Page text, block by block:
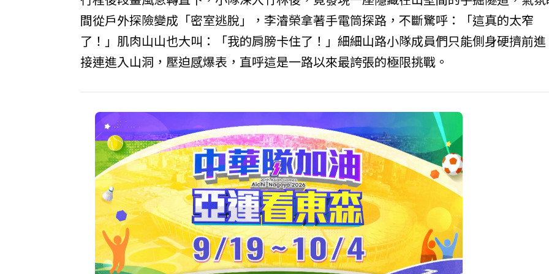
間從戶外探險變成「密室逃脫」，李濬榮拿著手電筒探路，不斷驚呼：「這真的太窄
了！」肌肉山山也大叫：「我的肩膀卡住了！」細細山路小隊成員們只能側身硬擠前
接連進入山洞，壓迫感爆表，直呼這是一路以來最誇張的極限挑戰。